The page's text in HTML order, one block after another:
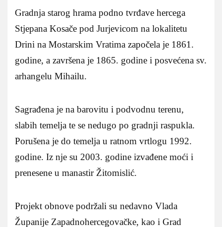
Gradnja starog hrama podno tvrđave hercega
Stjepana Kosače pod Jurjevicom na lokalitetu
Drini na Mostarskim Vratima započela je 1861.
godine, a završena je 1865. godine i posvećena sv.
arhangelu Mihailu.
Sagrađena je na barovitu i podvodnu terenu,
slabih temelja te se nedugo po gradnji raspukla.
Porušena je do temelja u ratnom vrtlogu 1992.
godine. Iz nje su 2003. godine izvađene moći i
prenesene u manastir Žitomislić.
Projekt obnove podržali su nedavno Vlada
Županije Zapadnohercegovačke, kao i Grad